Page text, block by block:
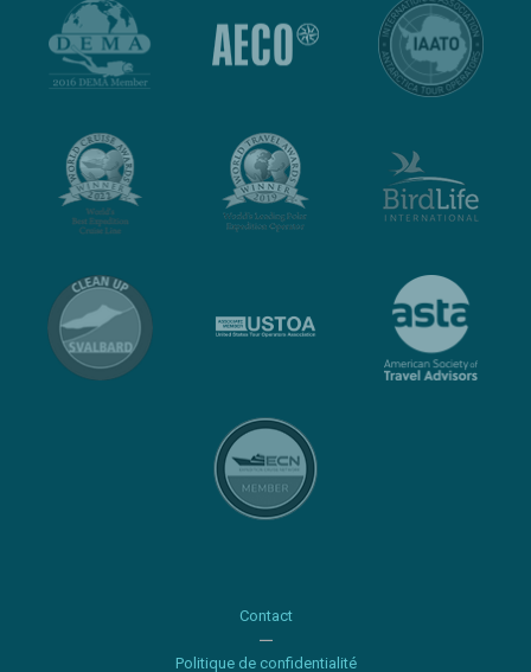
Contact
Politique de confidentialité